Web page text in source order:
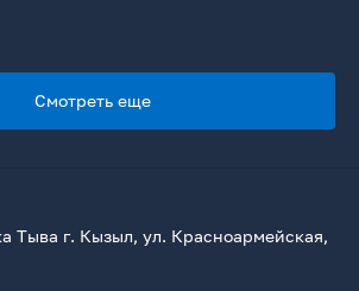
Смотреть еще
Тыва г. Кызыл, ул. Красноармейская,